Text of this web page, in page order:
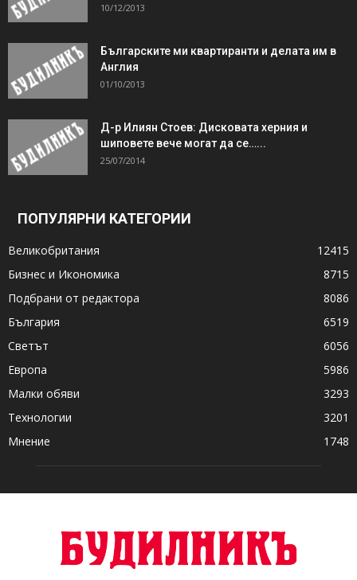
10/12/2013
Българските ми квартиранти и делата им в
Англия
01/10/2013
Д-р Илиян Стоев: Дисковата херния и
шиповете вече могат да се…...
25/07/2014
ПОПУЛЯРНИ КАТЕГОРИИ
Великобритания
12415
Бизнес и Икономика
8715
Подбрани от редактора
8086
България
6519
Светът
6056
Европа
5986
Малки обяви
3293
Технологии
3201
Мнение
1748